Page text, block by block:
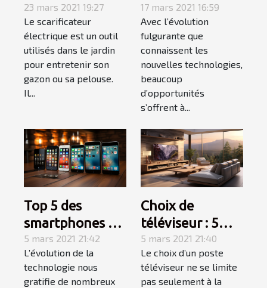
sacrificateur
électrique pour
votre jardin
23 mars 2021 19:27
Le scarificateur
électrique est un outil
utilisés dans le jardin
pour entretenir son
gazon ou sa pelouse.
Il...
pour augmenter
votre chiffre
d’affaires cette
année !
17 mars 2021 16:59
Avec l’évolution
fulgurante que
connaissent les
nouvelles technologies,
beaucoup
d’opportunités
s’offrent à...
Top 5 des
smartphones à
absolument
acheter
5 mars 2021 21:42
L’évolution de la
technologie nous
gratifie de nombreux
Choix de
téléviseur : 5
caractéristiques
à prendre en
considération
5 mars 2021 21:40
Le choix d’un poste
téléviseur ne se limite
pas seulement à la